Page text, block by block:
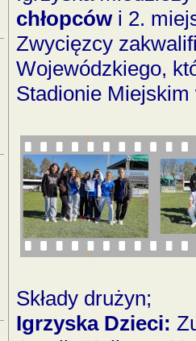
chłopcówi 2.
Zwycięzcy
Wojewódzkiego,
Stadionie
Składy drużyn;
Igrzyska Dzieci: